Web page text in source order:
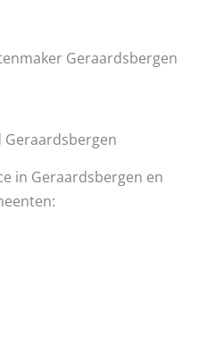
Geraardsbergen
in Geraardsbergen en